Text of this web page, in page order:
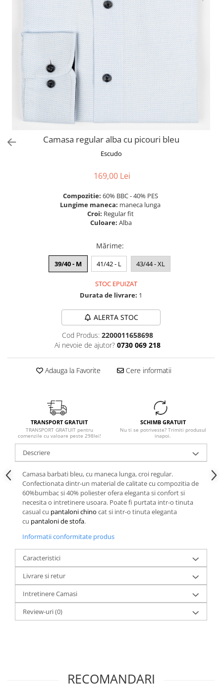
Camasa regular alba cu picouri bleu
Escudo
169,00 Lei
Compozitie: 60% BBC - 40% PES
Lungime maneca: maneca lunga
Croi: Regular fit
Culoare: Alba
Mărime:
39/40 - M 41/42 - L 43/44 - XL
STOC EPUIZAT
Durata de livrare: 1
ALERTA STOC
Cod Produs: 2200011658698
Ai nevoie de ajutor? 0730 069 218
Adauga la Favorite Cere informatii
TRANSPORT GRATUIT
TRANSPORT GRATUIT pentru
comenzile cu valoare peste 298lei!
SCHIMB GRATUIT
Nu ti se potriveste? Trimiti produsul
inapoi.
Descriere
Camasa barbati bleu, cu maneca lunga, croi regular.
Confectionata dintr-un material de calitate cu compozitia de
60%bumbac si 40% poliester ofera eleganta si confort si
necesita o intretinere usoara. Poate fi purtata intr-o tinuta
casual cu pantaloni chino cat si intr-o tinuta eleganta
cu pantaloni de stofa.
Informatii conformitate produs
Caracteristici
Livrare si retur
Intretinere Camasi
Review-uri(0)
RECOMANDARI